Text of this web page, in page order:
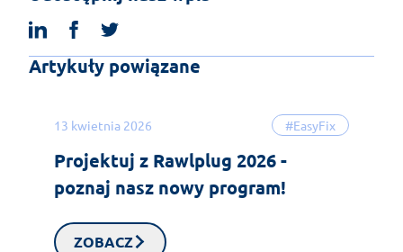
linkedinfacebook
Artykuły powiązane
13 kwietnia 2026 #EasyFix
Projektuj z Rawlplug 2026 -
poznaj nasz nowy program!
ZOBACZ